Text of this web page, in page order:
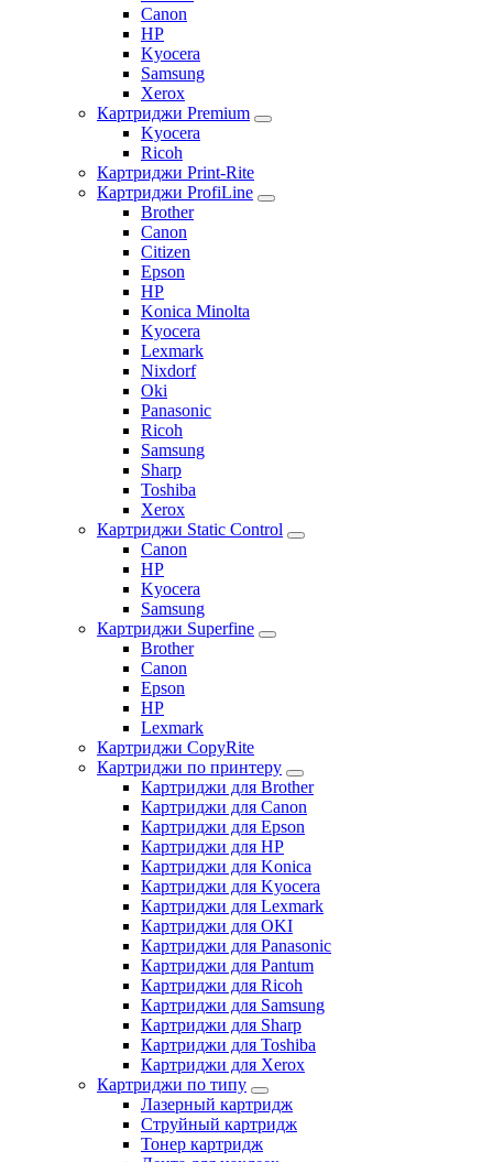
Canon
HP
Kyocera
Samsung
Xerox
Картриджи Premium
Kyocera
Ricoh
Картриджи Print-Rite
Картриджи ProfiLine
Brother
Canon
Citizen
Epson
HP
Konica Minolta
Kyocera
Lexmark
Nixdorf
Oki
Panasonic
Ricoh
Samsung
Sharp
Toshiba
Xerox
Картриджи Static Control
Canon
HP
Kyocera
Samsung
Картриджи Superfine
Brother
Canon
Epson
HP
Lexmark
Картриджи CopyRite
Картриджи по принтеру
Картриджи для Brother
Картриджи для Canon
Картриджи для Epson
Картриджи для HP
Картриджи для Konica
Картриджи для Kyocera
Картриджи для Lexmark
Картриджи для OKI
Картриджи для Panasonic
Картриджи для Pantum
Картриджи для Ricoh
Картриджи для Samsung
Картриджи для Sharp
Картриджи для Toshiba
Картриджи для Xerox
Картриджи по типу
Лазерный картридж
Струйный картридж
Тонер картридж